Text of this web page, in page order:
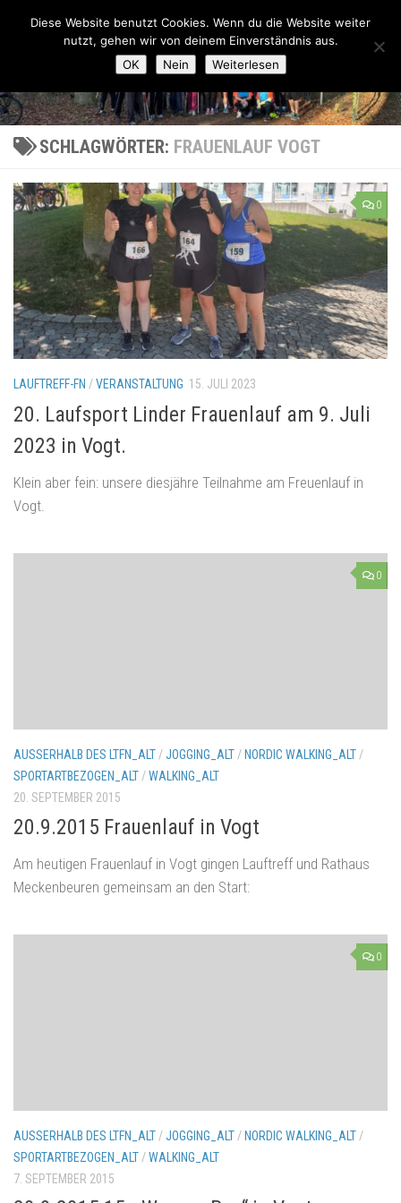
Zum Inhalt springen
Lauftreff-FN
SCHLAGWÖRTER: FRAUENLAUF VOGT
0
LAUFTREFF-FN /VERANSTALTUNG 15. JULI 2023
20. Laufsport Linder Frauenlauf am 9. Juli
2023 in Vogt.
Klein aber fein: unsere diesjähre Teilnahme am Freuenlauf in
Vogt.
0
AUSSERHALB DES LTFN_ALT /JOGGING_ALT /NORDIC WALKING_ALT /
SPORTARTBEZOGEN_ALT /WALKING_ALT
20. SEPTEMBER 2015
20.9.2015 Frauenlauf in Vogt
Am heutigen Frauenlauf in Vogt gingen Lauftreff und Rathaus
Meckenbeuren gemeinsam an den Start:
0
AUSSERHALB DES LTFN_ALT /JOGGING_ALT / NORDIC WALKING_ALT /
SPORTARTBEZOGEN_ALT /WALKING_ALT
7. SEPTEMBER 2015
Diese Website benutzt Cookies. Wenn du die Website weiter
nutzt, gehen wir von deinem Einverständnis aus.
OK
Nein Weiterlesen